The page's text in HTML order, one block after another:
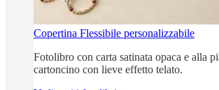
Copertina Flessibile personalizzabile
Fotolibro con carta satinata opaca e alla
cartoncino con lieve effetto telato.